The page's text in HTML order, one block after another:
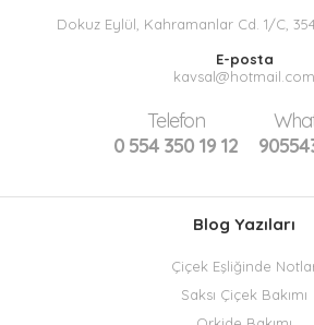
Dokuz Eylül, Kahramanlar Cd. 1/C,
E-posta
kavsal@hotmail.com
Telefon
0 554 350 19 12
Blog Yazıları
Çiçek Eşliğinde
Saksı Çiçek Bakımı